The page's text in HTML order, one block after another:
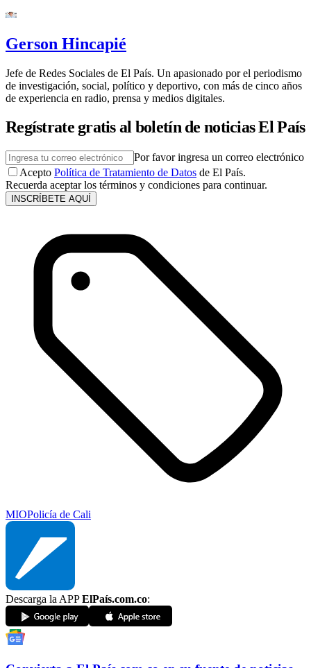
Gerson Hincapié
Jefe de Redes Sociales de El País. Un apasionado por el periodismo
de investigación, social, político y deportivo, con más de cinco años
de experiencia en radio, prensa y medios digitales.
Regístrate gratis al boletín de noticias El País
Por favor ingresa un correo electrónico
Acepto Política de Tratamiento de Datos de El País.
Recuerda aceptar los términos y condiciones para continuar.
INSCRÍBETE AQUÍ
MIOPolicía de Cali
Descarga la APPElPaís.com.co: